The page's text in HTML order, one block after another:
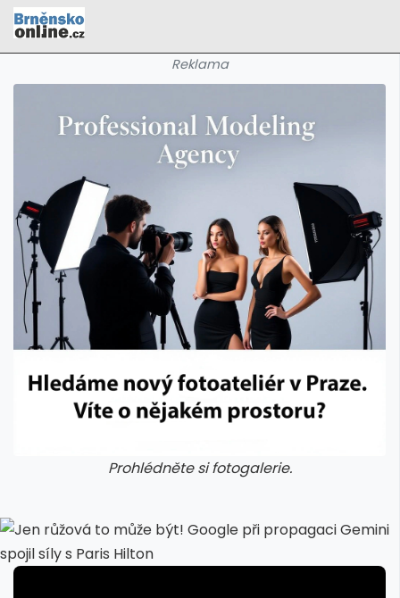
Reklama
Prohlédněte si fotogalerie.